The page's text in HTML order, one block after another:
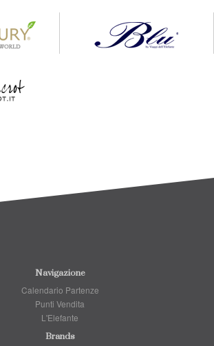
Navigazione
Calendario Partenze
Punti Vendita
L'Elefante
Brands